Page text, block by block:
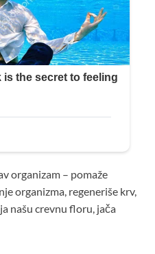
organizam – pomaže
organizma, regeneriše krv,
našu crevnu floru, jača